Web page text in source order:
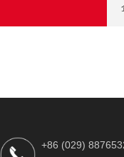
+86 (029)